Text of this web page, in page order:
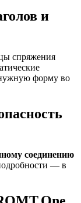
и
спряжения
форму во
соединению
— в